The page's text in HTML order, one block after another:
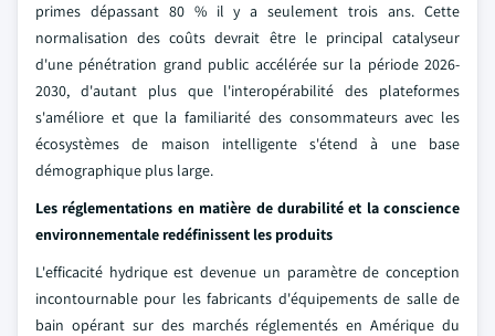
primes dépassant 80 % il y a seulement trois ans. Cette
normalisation des coûts devrait être le principal catalyseur
d'une pénétration grand public accélérée sur la période 2026-
2030, d'autant plus que l'interopérabilité des plateformes
s'améliore et que la familiarité des consommateurs avec les
écosystèmes de maison intelligente s'étend à une base
démographique plus large.
Les réglementations en matière de durabilité et la conscience
environnementale redéfinissent les produits
L'efficacité hydrique est devenue un paramètre de conception
incontournable pour les fabricants d'équipements de salle de
bain opérant sur des marchés réglementés en Amérique du